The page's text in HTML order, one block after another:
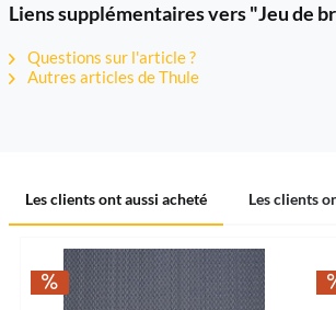
Liens supplémentaires vers "Jeu de
Questions sur l'article ?
Autres articles de Thule
Les clients ont aussi acheté Les clients